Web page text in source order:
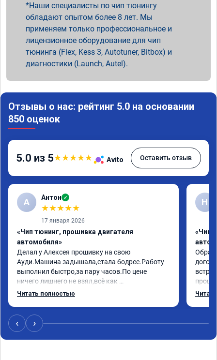
Наши специалисты по чип тюнингу
обладают опытом более 8 лет. Мы
применяем только профессиональное и
лицензионное оборудование для чип
тюнинга (Flex, Kess 3, Autotuner, Bitbox) и
диагностики (Launch, Autel).
Отзывы о нас: рейтинг 5.0 на основании
850 оценок
5.0 из 5★★★★★ Avito Оставить отзыв
А Антон ✓
★★★★★
17 января 2026
«Чип тюнинг, прошивка двигателя
автомобиля»
Делал у Алексея прошивку на свою
Ауди.Машина задышала,стала бодрее.Работу
выполнил быстро,за пару часов.По цене
ничего лишнего не взял,всё как
договаривались заранее.После работы
поломки авто.Однозначно рекомендую
Алексея как грамотного специалиста!
Читать полностью
Н
«Чип
Арман
‹ ›